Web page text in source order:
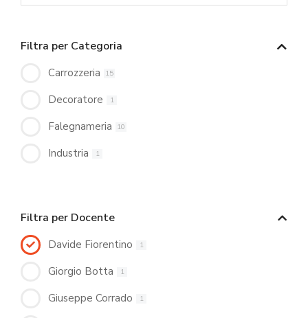
Filtra per Categoria
Carrozzeria 15
Decoratore 1
Falegnameria 10
Industria 1
Filtra per Docente
Davide Fiorentino 1
Giorgio Botta 1
Giuseppe Corrado 1